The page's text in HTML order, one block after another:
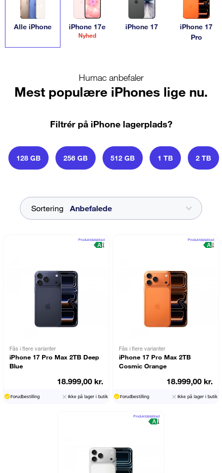
integration med resten af Apple-økosystemet, der gør
forskellen. Samtidig står Apple for innovation og
brugervenlighed. Vælg den iPhone, der passer til dine
Alle iPhone iPhone 17e
Nyhed
iPhone 17
iPhone 17
Pro
Humac anbefaler
Mest populære iPhones lige nu.
Filtrér på iPhone lagerplads?
128 GB 256 GB 512 GB 1 TB 2 TB
Sortering
Produktdatablad
Fås i flere varianter
iPhone 17 Pro Max 2TB Deep
Blue
18.999,00 kr.
Forudbestilling Ikke på lager i butik
Produktdatablad
Fås i flere varianter
iPhone 17 Pro Max 2TB
Cosmic Orange
18.999,00 kr.
Forudbestilling Ikke på lager i butik
Produktdatablad